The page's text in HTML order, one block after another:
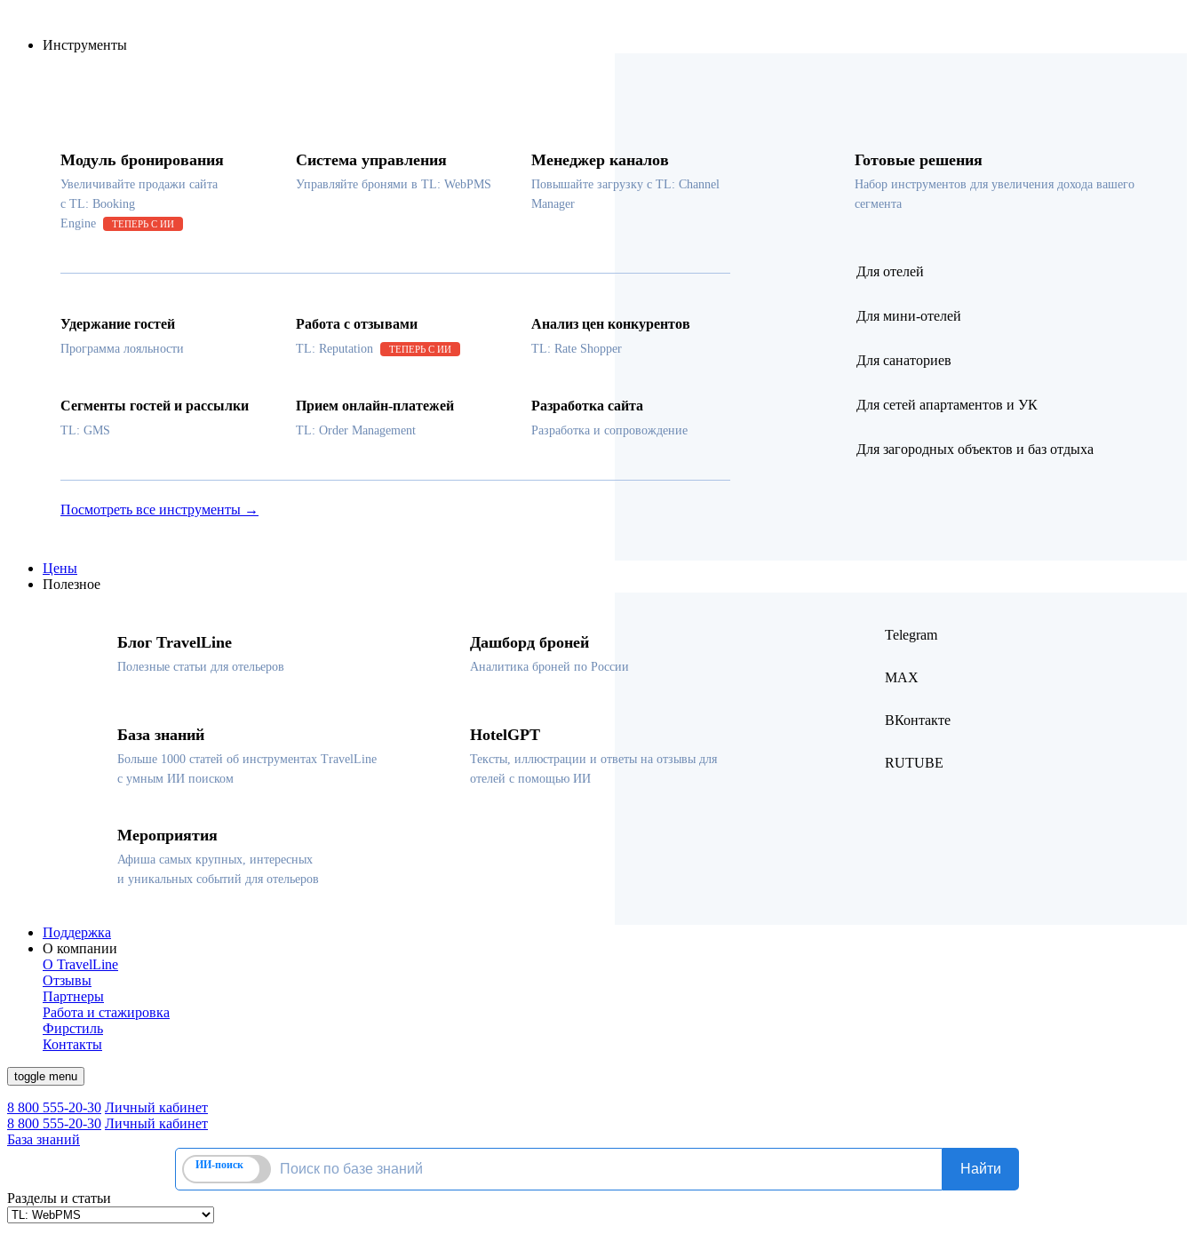
Инструменты
Модуль бронирования
Увеличивайте продажи сайта
с TL: Booking
Engine
ТЕПЕРЬ С ИИ
Система управления
Управляйте бронями в TL: WebPMS
Менеджер каналов
Повышайте загрузку с TL: Channel
Manager
Удержание гостей
Программа лояльности
Работа с отзывами
TL: Reputation ТЕПЕРЬ С ИИ
Анализ цен конкурентов
TL: Rate Shopper
Сегменты гостей и рассылки
TL: GMS
Прием онлайн-платежей
TL: Order Management
Разработка сайта
Разработка и сопровождение
Посмотреть все инструменты →
Готовые решения
Набор инструментов для увеличения дохода вашего
сегмента
Для отелей
Для мини-отелей
Для санаториев
Для сетей апартаментов и УК
Для загородных объектов и баз отдыха
Цены
Полезное
Блог TravelLine
Полезные статьи для отельеров
Дашборд броней
Аналитика броней по России
База знаний
Больше 1000 статей об инструментах TravelLine
с умным ИИ поиском
HotelGPT
Тексты, иллюстрации и ответы на отзывы для
отелей с помощью ИИ
Мероприятия
Афиша самых крупных, интересных
и уникальных событий для отельеров
Telegram
MAX
ВКонтакте
RUTUBE
Поддержка
О компании
О TravelLine
Отзывы
Партнеры
Работа и стажировка
Фирстиль
Контакты
toggle menu
8 800 555-20-30 Личный кабинет
8 800 555-20-30 Личный кабинет
База знаний
Разделы и статьи